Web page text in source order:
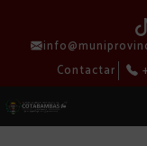
Contactar